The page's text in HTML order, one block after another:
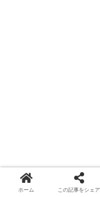
おすすめ記事
ホーム この記事をシェア